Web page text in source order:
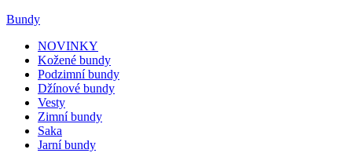
Bundy
NOVINKY
Kožené bundy
Podzimní bundy
Džínové bundy
Vesty
Zimní bundy
Saka
Jarní bundy